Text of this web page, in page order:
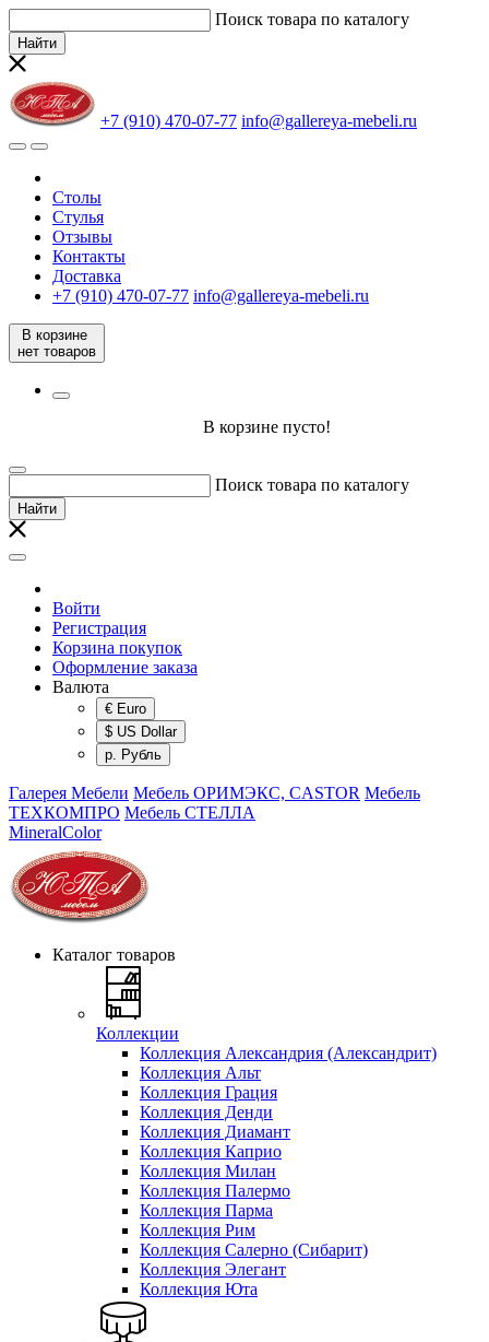
Поиск товара по каталогу
Найти
+7 (910) 470-07-77 info@gallereya-mebeli.ru
Столы
Стулья
Отзывы
Контакты
Доставка
+7 (910) 470-07-77 info@gallereya-mebeli.ru
В корзине
нет товаров
В корзине пусто!
Поиск товара по каталогу
Найти
Войти
Регистрация
Корзина покупок
Оформление заказа
Валюта
€ Euro
$ US Dollar
р. Рубль
Галерея Мебели Мебель ОРИМЭКС, CASTOR Мебель
ТЕХКОМПРО Мебель СТЕЛЛА
MineralColor
Каталог товаров
Коллекции
Коллекция Александрия (Александрит)
Коллекция Альт
Коллекция Грация
Коллекция Денди
Коллекция Диамант
Коллекция Каприо
Коллекция Милан
Коллекция Палермо
Коллекция Парма
Коллекция Рим
Коллекция Салерно (Сибарит)
Коллекция Элегант
Коллекция Юта